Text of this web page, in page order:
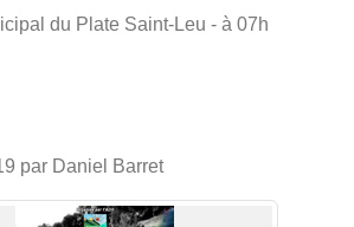
du Plate Saint-Leu - à 07h
par Daniel Barret